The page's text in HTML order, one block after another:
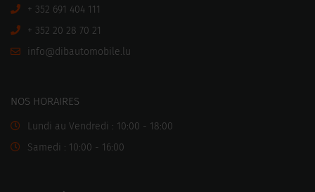
+ 352 691 404 111
+ 352 20 28 70 21
ul.elibo
motuabid@of
ni
NOS HORAIRES
Lundi au Vendredi : 10:00 - 18:00
Samedi : 10:00 - 16:00